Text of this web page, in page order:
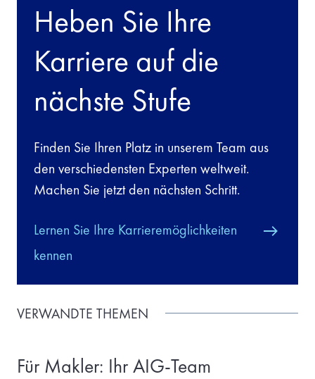
Heben Sie Ihre
Karriere auf die
nächste Stufe
Finden Sie Ihren Platz in unserem Team aus
den verschiedensten Experten weltweit.
Machen Sie jetzt den nächsten Schritt.
Lernen Sie Ihre Karrieremöglichkeiten
kennen
VERWANDTE THEMEN
Für Makler: Ihr AIG-Team